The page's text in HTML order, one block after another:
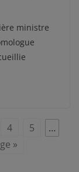
ministre
4 5
…
»